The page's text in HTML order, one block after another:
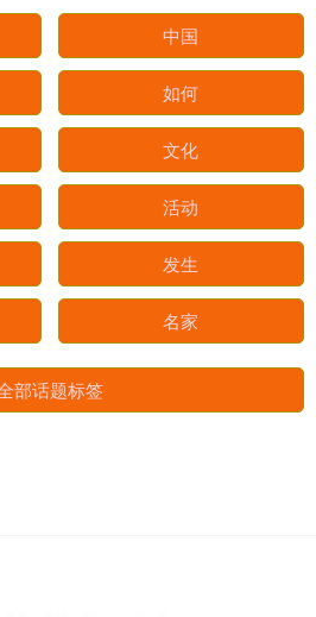
中国
如何
文化
活动
发生
名家
部话题标签